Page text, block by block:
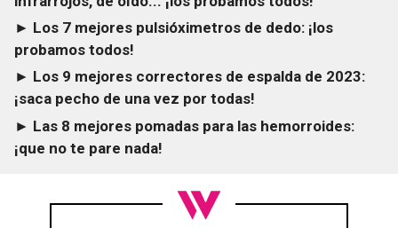
► Los 7 mejores pulsióximetros de dedo: ¡los
probamos todos!
► Los 9 mejores correctores de espalda de 2023:
¡saca pecho de una vez por todas!
► Las 8 mejores pomadas para las hemorroides:
¡que no te pare nada!